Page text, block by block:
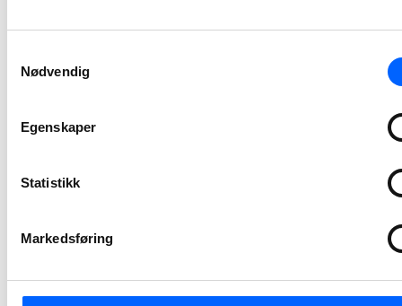
Nødvendig
Egenskaper
Statistikk
Markedsføring
Alle